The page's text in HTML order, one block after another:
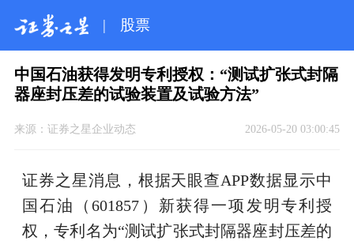
| 股票
中国石油获得发明专利授权：“测试扩张式封隔
器座封压差的试验装置及试验方法”
来源： 证券之星企业动态 2026-05-20 03:00:45
证券之星消息，根据天眼查APP数据显示中
国石油（601857）新获得一项发明专利授
权，专利名为“测试扩张式封隔器座封压差的